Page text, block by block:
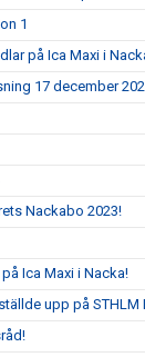
1
på Ica Maxi i
17 december
Nackabo 2023!
Ica Maxi i Nacka!
upp på STHLM